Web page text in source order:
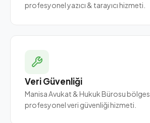
profesyonel yazıcı & tarayıcı hizmeti.
Veri Güvenliği
Manisa Avukat & Hukuk Bürosu
profesyonel veri güvenliği hizmeti.